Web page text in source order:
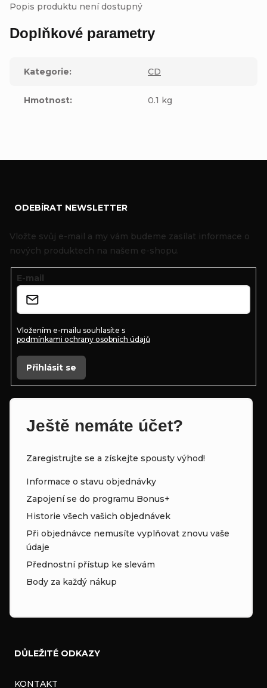
Popis produktu není dostupný
Doplňkové parametry
Kategorie: CD
Hmotnost: 0.1 kg
ODEBÍRAT NEWSLETTER
Vložte svůj e-mail a my vám budeme zasílat informace o
nových produktech na našem e-shopu.
E-mail
Vložením e-mailu souhlasíte s
podmínkami ochrany osobních údajů
Přihlásit se
Ještě nemáte účet?
Zaregistrujte se a získejte spousty výhod!
Informace o stavu objednávky
Zapojení se do programu Bonus+
Historie všech vašich objednávek
Při objednávce nemusíte vyplňovat znovu vaše
údaje
Přednostní přístup ke slevám
Body za každý nákup
DŮLEŽITÉ ODKAZY
KONTAKT